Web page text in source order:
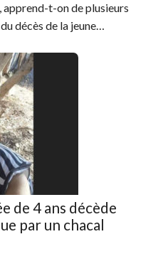
apprend-t-on de plusieurs
décès de la jeune…
de 4 ans décède
par un chacal